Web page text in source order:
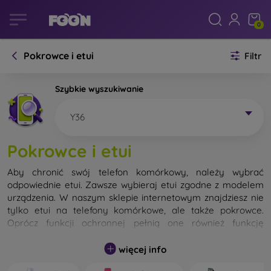
0
Pokrowce i etui Filtr
Szybkie wyszukiwanie
Y36
Pokrowce i etui
Aby chronić swój telefon komórkowy, należy wybrać
odpowiednie etui. Zawsze wybieraj etui zgodne z modelem
urządzenia. W naszym sklepie internetowym znajdziesz nie
tylko etui na telefony komórkowe, ale także pokrowce.
Oprócz funkcji ochronnej pełnią one również funkcję
Pokrowiec na telefon komórkowy możemy również nazwać
więcej info